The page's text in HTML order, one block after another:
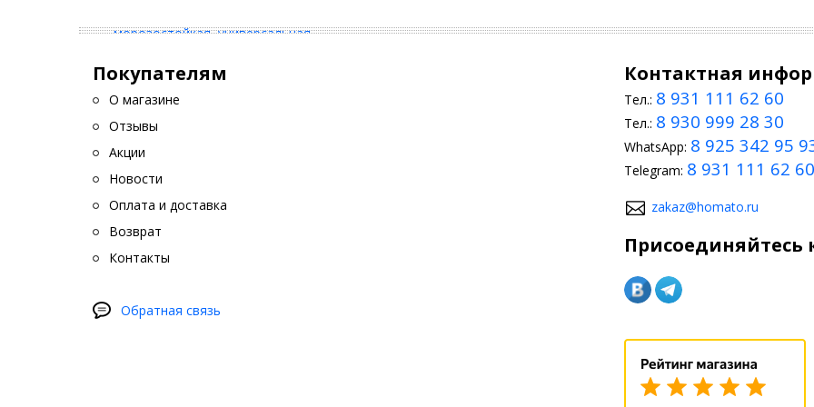
Покупателям
О магазине
Отзывы
Акции
Новости
Оплата и доставка
Возврат
Контакты
Обратная связь
Контактная
Тел.: 8 931 111 62 60
Тел.: 8 930 999 28 30
WhatsApp: 8 925 342 95
Telegram: 8 931 111 62 60
zakaz@homato.ru
Присоединяйтесь